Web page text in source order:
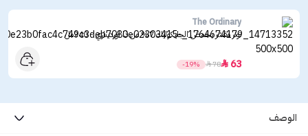
The Ordinary
تونر مقشر بحمض الجليكوليك 7% من ذا اورديناري - 240مل
63

78

-19%
الوصف